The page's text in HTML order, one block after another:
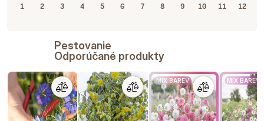
1 2 3 4 5 6 7 8 9 10 11 12
Pestovanie
Odporúčané produkty
MIX BAREV MIX BAREV